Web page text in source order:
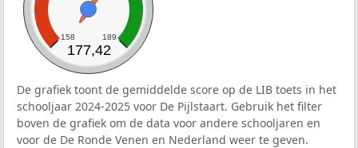
158 189
177,42
De grafiek toont de gemiddelde score op de LIB toets in het
schooljaar 2024-2025 voor De Pijlstaart. Gebruik het filter
boven de grafiek om de data voor andere schooljaren en
voor de De Ronde Venen en Nederland weer te geven.